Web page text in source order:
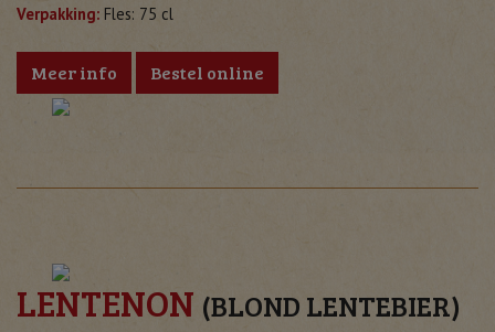
Verpakking: Fles: 75 cl
Meer info Bestel online
LENTENON (BLOND LENTEBIER)